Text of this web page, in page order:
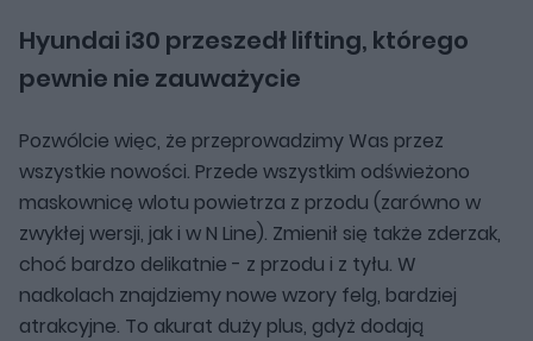
Hyundai i30 przeszedł lifting, którego
pewnie nie zauważycie
Pozwólcie więc, że przeprowadzimy Was przez
wszystkie nowości. Przede wszystkim odświeżono
maskownicę wlotu powietrza z przodu (zarówno w
zwykłej wersji, jak i w N Line). Zmienił się także zderzak,
choć bardzo delikatnie - z przodu i z tyłu. W
nadkolach znajdziemy nowe wzory felg, bardziej
atrakcyjne. To akurat duży plus, gdyż dodają